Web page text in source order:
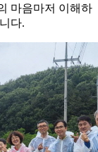
마음마저 이해하
다.